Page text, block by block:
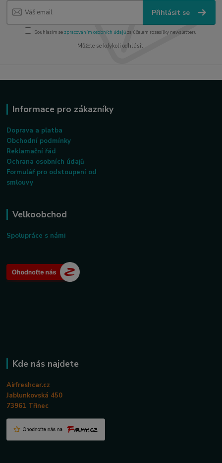
Přihlásit se
Souhlasím se zpracováním osobních údajůza účelem rozesílky newsletteru.
Můžete se kdykoli odhlásit.
Informace pro zákazníky
Doprava a platba
Obchodní podmínky
Reklamační řád
Ochrana osobních údajů
Formulář pro odstoupení od
smlouvy
Velkoobchod
Spolupráce s námi
Kde nás najdete
Airfreshcar.cz
Jablunkovská 450
73961 Třinec